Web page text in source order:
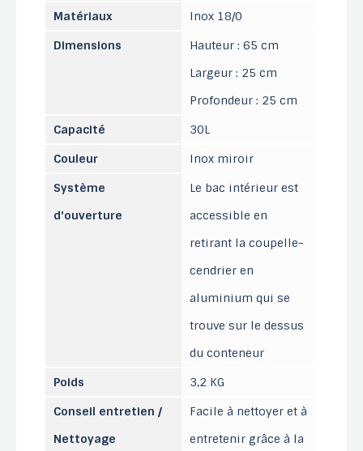
Matériaux
Inox 18/0
Dimensions
Hauteur : 65 cm
Largeur : 25 cm
Profondeur : 25 cm
Capacité
30L
Couleur
Inox miroir
Système
d'ouverture
Le bac intérieur est
accessible en
retirant la coupelle-
cendrier en
aluminium qui se
trouve sur le dessus
du conteneur
Poids
3,2 KG
Conseil entretien /
Nettoyage
Facile à nettoyer et à
entretenir grâce à la